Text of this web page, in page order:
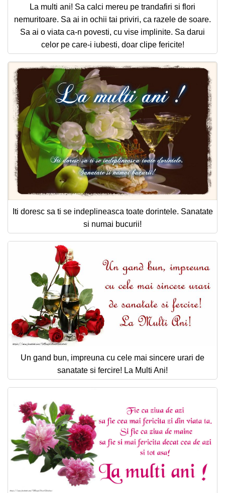
La multi ani! Sa calci mereu pe trandafiri si flori
nemuritoare. Sa ai in ochii tai priviri, ca razele de soare.
Sa ai o viata ca-n povesti, cu vise implinite. Sa darui
celor pe care-i iubesti, doar clipe fericite!
Iti doresc sa ti se indeplineasca toate dorintele. Sanatate
si numai bucurii!
Un gand bun, impreuna cu cele mai sincere urari de
sanatate si fercire! La Multi Ani!